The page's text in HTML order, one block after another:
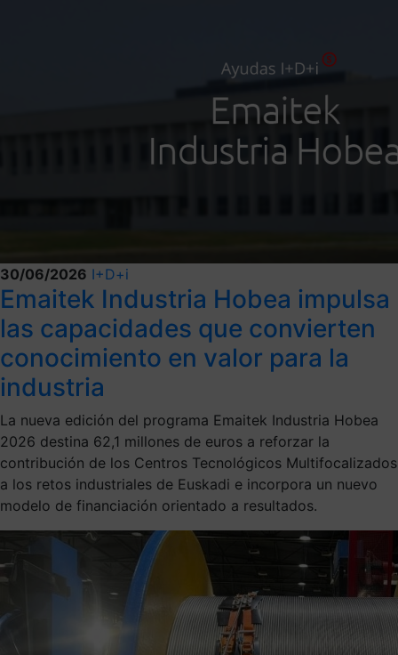
30/06/2026 I+D+i
Emaitek Industria Hobea impulsa
las capacidades que convierten
conocimiento en valor para la
industria
La nueva edición del programa Emaitek Industria Hobea
2026 destina 62,1 millones de euros a reforzar la
contribución de los Centros Tecnológicos Multifocalizados
a los retos industriales de Euskadi e incorpora un nuevo
modelo de financiación orientado a resultados.